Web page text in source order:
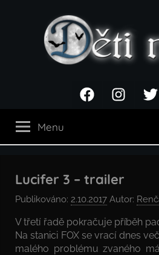
noci
FacebookInstagram
Menu
Lucifer 3 – trailer
Publikováno: 2.10.2017 Autor:
V třetí řadě pokračuje příběh
Na stanici FOX se vrací dnes
malého problému zvaného